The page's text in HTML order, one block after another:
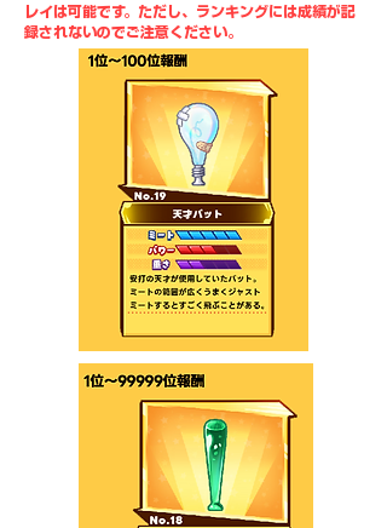
レイは可能です。ただし、ランキングには成績が記
録されないのでご注意ください。